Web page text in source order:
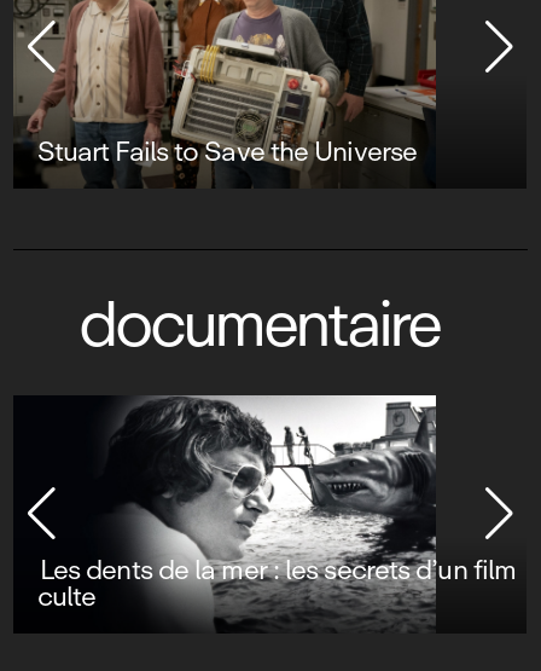
Stuart Fails to Save the Universe
documentaire
Les dents de la mer : les secrets d’un film
culte